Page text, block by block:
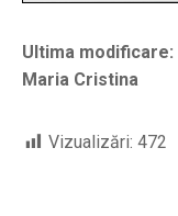
Ultima modificare:
Maria Cristina
Vizualizări: 472